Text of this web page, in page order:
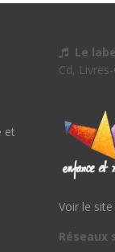
et
Le
Cd,
Voir le
Réseaux